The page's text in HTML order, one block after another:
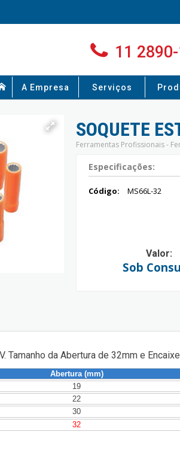
11
A Empresa Serviços
SOQUETE
Ferramentas Profissionais -
Especificações:
Código: MS66L-32
Valor:
Sob
Tamanho da Abertura de 32mm e
Abertura (mm)
19
22
30
32